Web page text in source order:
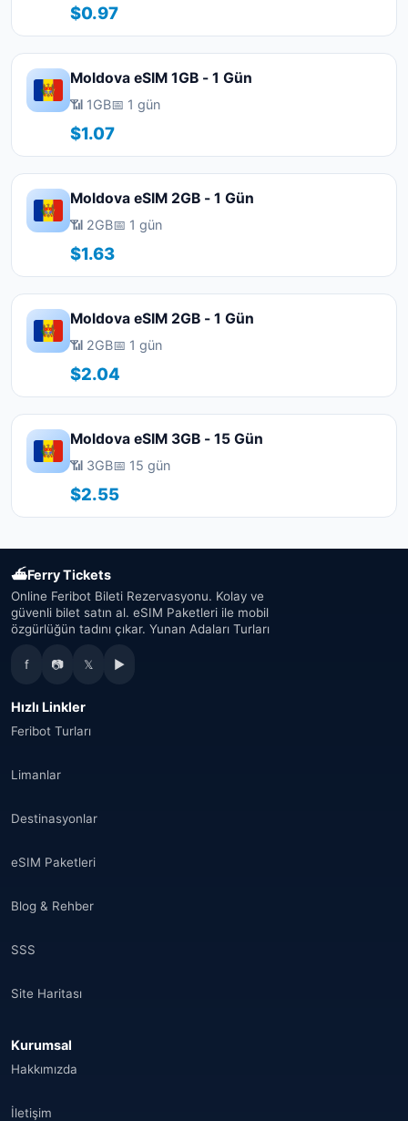
$0.97
Moldova eSIM 1GB - 1 Gün
📶 1GB📅 1 gün
$1.07
Moldova eSIM 2GB - 1 Gün
📶 2GB📅 1 gün
$1.63
Moldova eSIM 2GB - 1 Gün
📶 2GB📅 1 gün
$2.04
Moldova eSIM 3GB - 15 Gün
📶 3GB📅 15 gün
$2.55
⛴Ferry Tickets
Online Feribot Bileti Rezervasyonu. Kolay ve
güvenli bilet satın al. eSIM Paketleri ile mobil
özgürlüğün tadını çıkar. Yunan Adaları Turları
f 📷 𝕏 ▶
Hızlı Linkler
Feribot Turları
Limanlar
Destinasyonlar
eSIM Paketleri
Blog & Rehber
SSS
Site Haritası
Kurumsal
Hakkımızda
İletişim